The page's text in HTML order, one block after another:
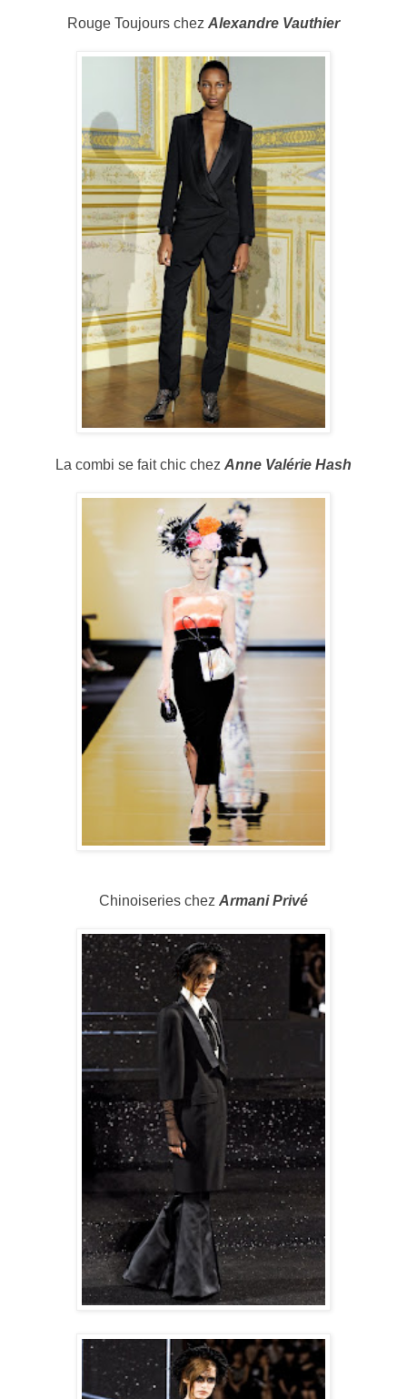
Rouge Toujours chez Alexandre Vauthier
La combi se fait chic chez Anne Valérie Hash
Chinoiseries chez Armani Privé